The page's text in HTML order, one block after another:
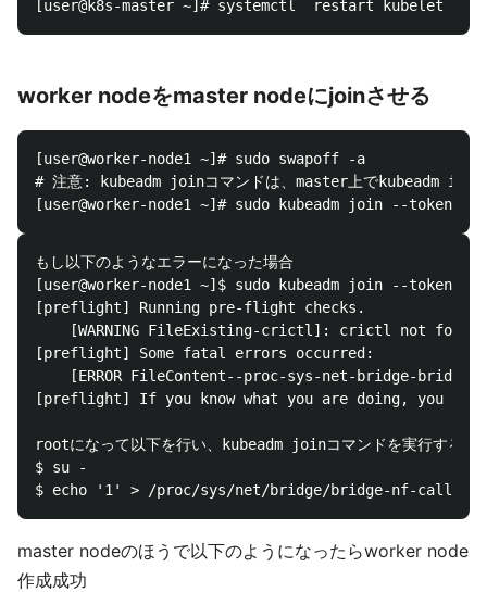
worker nodeをmaster nodeにjoinさせる
[user@worker-node1 ~]# sudo swapoff -a
# 注意: kubeadm joinコマンドは、master上でkubeadm init
もし以下のようなエラーになった場合
[user@worker-node1 ~]$ sudo kubeadm join --token
[preflight] Running pre-flight checks.
[preflight] Some fatal errors occurred:
[preflight] If you know what you are doing, you
rootになって以下を行い、kubeadm joinコマンドを実行する
$ su -
master nodeのほうで以下のようになったらworker node
作成成功